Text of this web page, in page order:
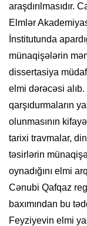
araşdırılmasıdır.
Elmlər
İnstitutunda
münaqişələrin
dissertasiya
elmi dərəcəsi
qarşıdurmaların
olunmasının
tarixi travmalar,
təsirlərin
oynadığını elmi
Cənubi Qafqaz
baxımından bu
Feyziyevin elmi